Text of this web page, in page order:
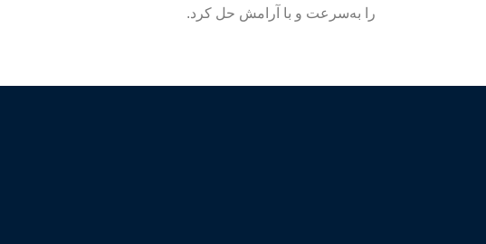
را به‌سرعت و با آرامش حل کرد.